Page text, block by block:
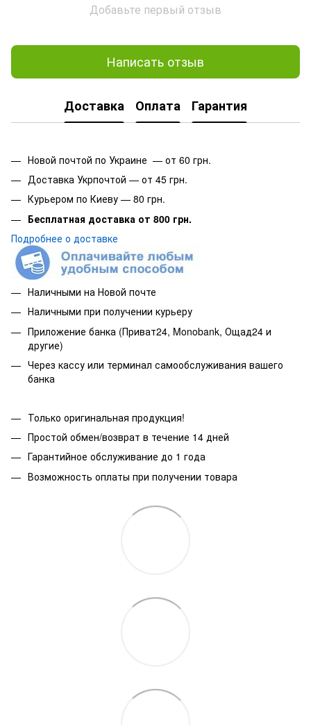
Добавьте первый отзыв
Написать отзыв
Доставка Оплата Гарантия
Новой почтой по Украине — от 60 грн.
Доставка Укрпочтой — от 45 грн.
Курьером по Киеву — 80 грн.
Бесплатная доставка от 800 грн.
Подробнее о доставке
Наличными на Новой почте
Наличными при получении курьеру
Приложение банка (Приват24, Monobank, Ощад24 и
другие)
Через кассу или терминал самообслуживания вашего
банка
Только оригинальная продукция!
Простой обмен/возврат в течение 14 дней
Гарантийное обслуживание до 1 года
Возможность оплаты при получении товара